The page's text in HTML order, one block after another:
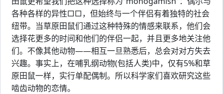
各种各样的异性□□，但始终与一个伴侣有着独特的社会
纽带。当草原田鼠们通过这种特殊的情感来联系，他们会
选择花更多的时间和他们的伴侣一起，并且更多地关注他
们。不像其他动物——相互一旦熟悉后，总会对对方失去
兴趣。事实上，在哺乳纲动物(包括人类)中，仅有5%和草
原田鼠一样，实行单配偶制。所以科学家们喜欢研究这些
啮齿动物的恋情。